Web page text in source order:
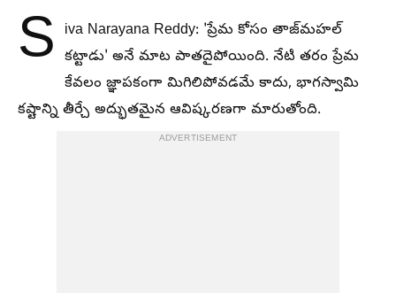
S
iva Narayana Reddy: 'ప్రేమ కోసం తాజ్‌మహల్
కట్టాడు' అనే మాట పాతదైపోయింది. నేటి తరం ప్రేమ
కేవలం జ్ఞాపకంగా మిగిలిపోవడమే కాదు, భాగస్వామి
కష్టాన్ని తీర్చే అద్భుతమైన ఆవిష్కరణగా మారుతోంది.
ADVERTISEMENT